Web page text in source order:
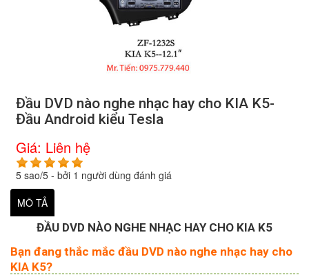
Đầu DVD nào nghe nhạc hay cho KIA K5-
Đầu Android kiểu Tesla
Giá: Liên hệ
5 sao/5 - bởi 1 người dùng đánh giá
MÔ TẢ
ĐẦU DVD NÀO NGHE NHẠC HAY CHO KIA K5
Bạn đang thắc mắc đầu DVD nào nghe nhạc hay cho
KIA K5?